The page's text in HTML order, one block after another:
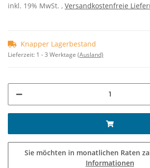
inkl. 19% MwSt. , Versandkostenfreie
Knapper Lagerbestand
Lieferzeit: 1 - 3 Werktage (Ausland)
Sie möchten in monatlichen Raten
Informationen